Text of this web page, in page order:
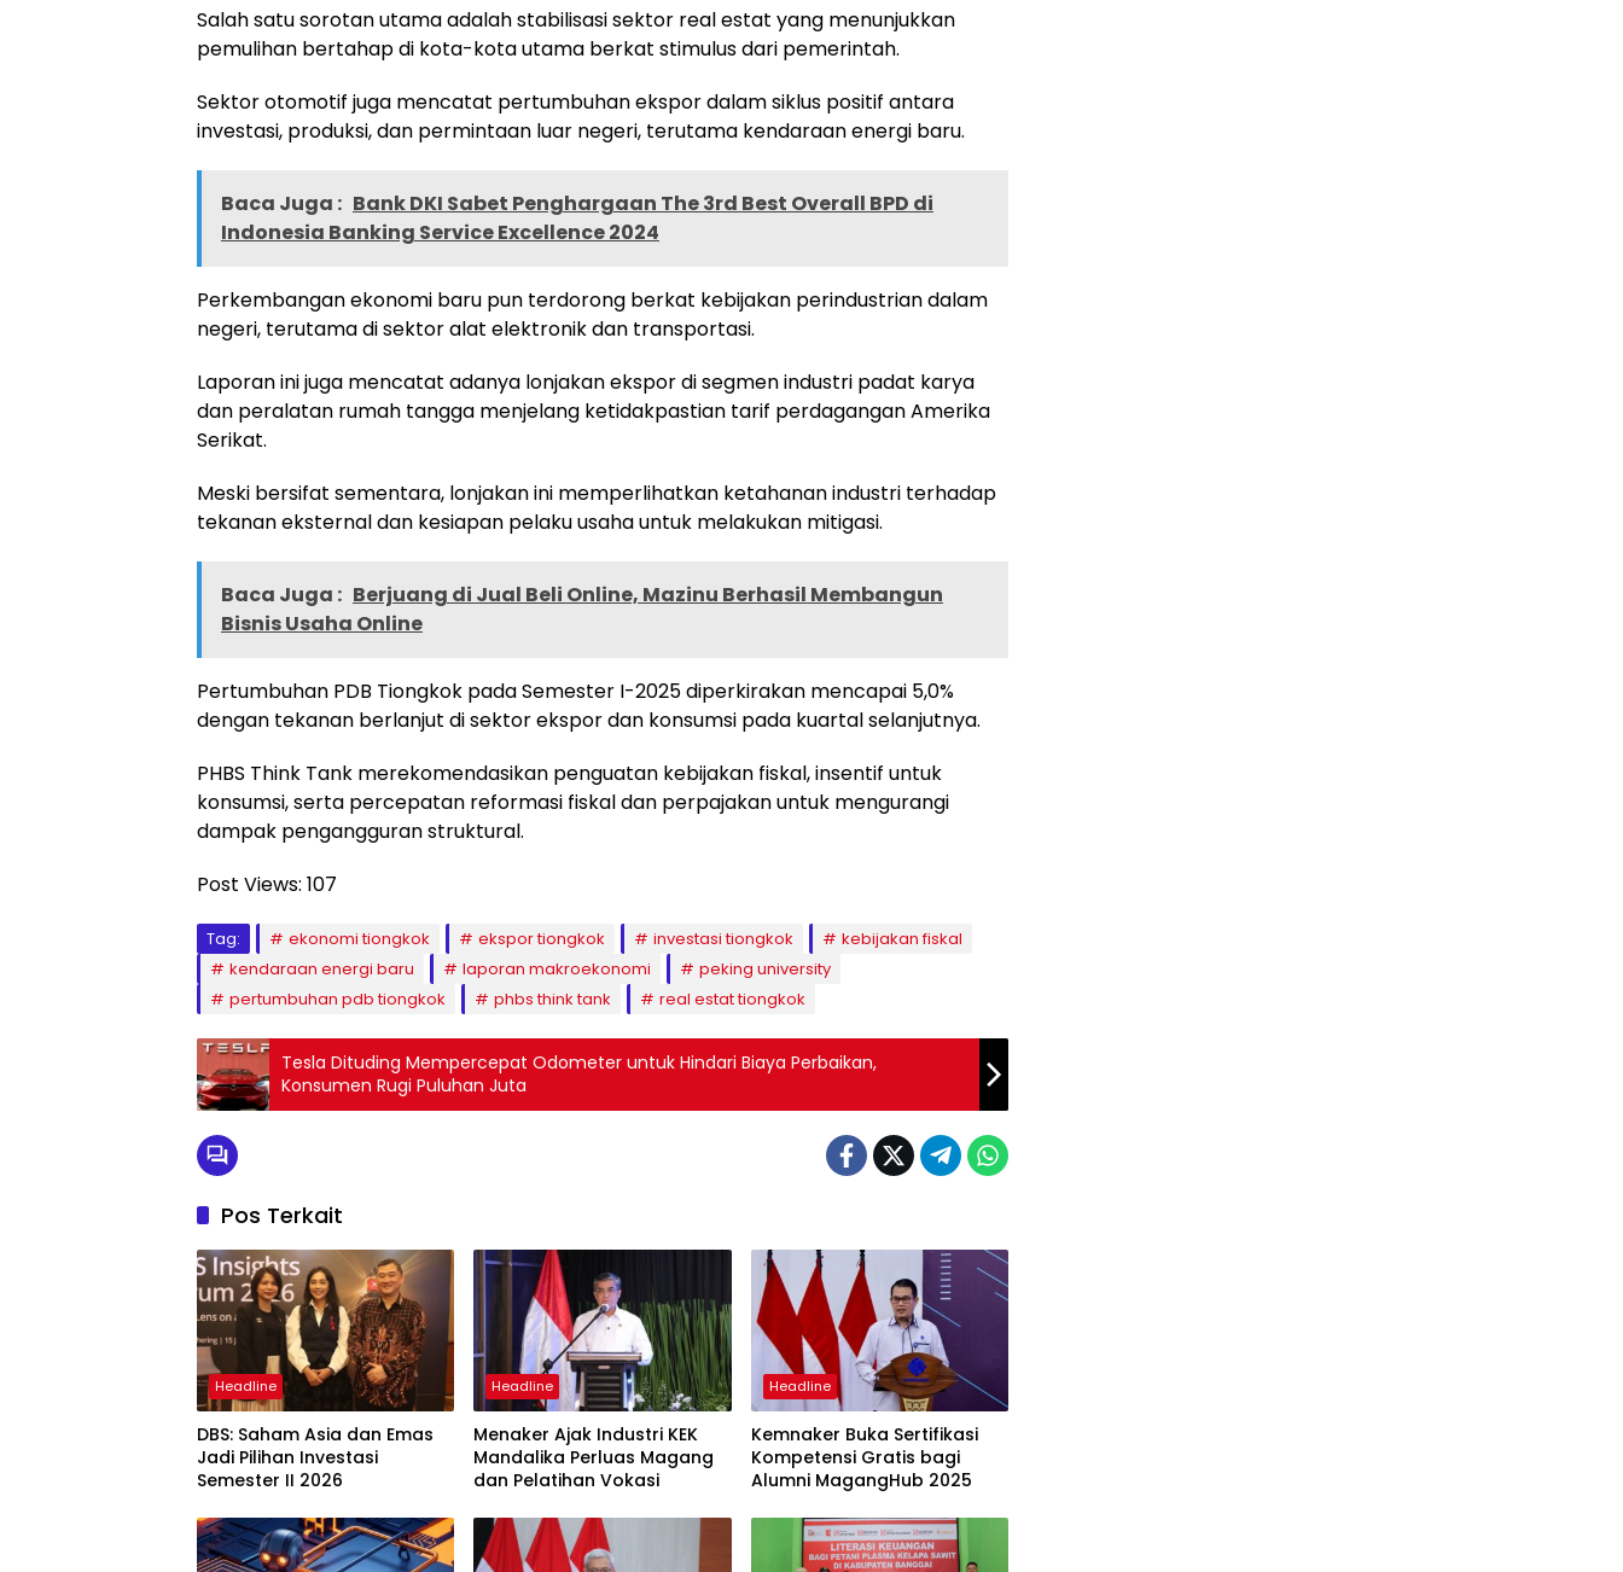
Salah satu sorotan utama adalah stabilisasi sektor real estat yang menunjukkan
pemulihan bertahap di kota-kota utama berkat stimulus dari pemerintah.
Sektor otomotif juga mencatat pertumbuhan ekspor dalam siklus positif antara
investasi, produksi, dan permintaan luar negeri, terutama kendaraan energi baru.
Baca Juga : Bank DKI Sabet Penghargaan The 3rd Best Overall BPD di
Indonesia Banking Service Excellence 2024
Perkembangan ekonomi baru pun terdorong berkat kebijakan perindustrian dalam
negeri, terutama di sektor alat elektronik dan transportasi.
Laporan ini juga mencatat adanya lonjakan ekspor di segmen industri padat karya
dan peralatan rumah tangga menjelang ketidakpastian tarif perdagangan Amerika
Serikat.
Meski bersifat sementara, lonjakan ini memperlihatkan ketahanan industri terhadap
tekanan eksternal dan kesiapan pelaku usaha untuk melakukan mitigasi.
Baca Juga : Berjuang di Jual Beli Online, Mazinu Berhasil Membangun
Bisnis Usaha Online
Pertumbuhan PDB Tiongkok pada Semester I-2025 diperkirakan mencapai 5,0%
dengan tekanan berlanjut di sektor ekspor dan konsumsi pada kuartal selanjutnya.
PHBS Think Tank merekomendasikan penguatan kebijakan fiskal, insentif untuk
konsumsi, serta percepatan reformasi fiskal dan perpajakan untuk mengurangi
dampak pengangguran struktural.
Post Views: 107
Tag: ekonomi tiongkok ekspor tiongkok investasi tiongkok
kebijakan fiskal
kendaraan energi baru
laporan makroekonomi
peking university
pertumbuhan pdb tiongkok
phbs think tank real estat tiongkok
Tesla Dituding Mempercepat Odometer untuk Hindari Biaya Perbaikan,
Konsumen Rugi Puluhan Juta
Pos Terkait
Headline
DBS: Saham Asia dan Emas
Jadi Pilihan Investasi
Semester II 2026
Headline
Menaker Ajak Industri KEK
Mandalika Perluas Magang
dan Pelatihan Vokasi
Headline
Kemnaker Buka Sertifikasi
Kompetensi Gratis bagi
Alumni MagangHub 2025